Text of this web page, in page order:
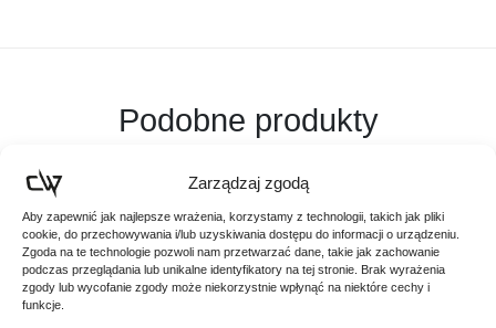
Zarządzaj zgodą
Aby zapewnić jak najlepsze wrażenia, korzystamy z technologii, takich jak pliki
cookie, do przechowywania i/lub uzyskiwania dostępu do informacji o urządzeniu.
Zgoda na te technologie pozwoli nam przetwarzać dane, takie jak zachowanie
podczas przeglądania lub unikalne identyfikatory na tej stronie. Brak wyrażenia
zgody lub wycofanie zgody może niekorzystnie wpłynąć na niektóre cechy i
funkcje.
Podobne produkty